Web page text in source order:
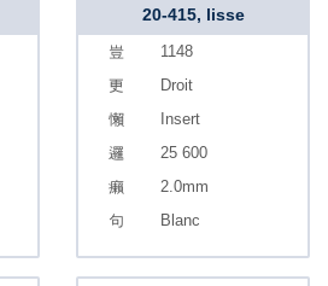
20-415, lisse
1148
Droit
Insert
25 600
2.0mm
Blanc